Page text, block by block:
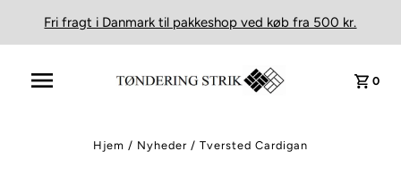
Fri fragt i Danmark til pakkeshop ved køb fra 500 kr.
0
Hjem / Nyheder / Tversted Cardigan